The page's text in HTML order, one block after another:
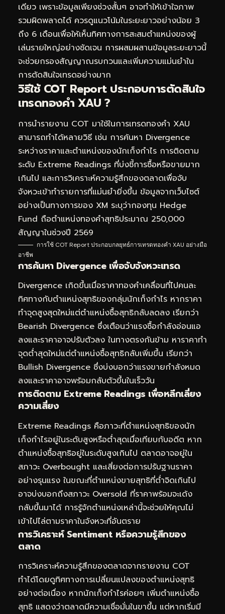
เดียว เพราะข้อมูลเพียงช่วงสั้นๆ อาจทำให้เข้าใจภาพ
รวมผิดพลาดได้ ควรดูแนวโน้มในระยะยาวอย่างน้อย 3
ถึง 6 เดือนเพื่อให้เห็นทิศทางการสะสมตำแหน่งของผู้
เล่นรายใหญ่อย่างชัดเจน การผสมผสานข้อมูลระยะยาวนี้
จะช่วยกรองสัญญาณรบกวนและเพิ่มความแม่นยำใน
การตัดสินใจเทรดอย่างมาก
วิธีใช้ COT Report ประกอบการตัดสินใจ
เทรดทองคำ XAU ?
การนำรายงาน COT มาใช้ในการเทรดทองคำ XAU
สามารถทำได้หลายวิธี เช่น การค้นหา Divergence
ระหว่างราคาและตำแหน่งของนักเก็งกำไร การติดตาม
ระดับ Extreme Readings ที่บ่งชี้การซื้อหรือขายมาก
เกินไป และการวิเคราะห์ความรู้สึกของตลาดเพื่อจับ
จังหวะเข้าทำรายการที่แม่นยำยิ่งขึ้น ข้อมูลจากเว็บไซต์
อย่างเป็นทางการของ XM ระบุว่ากองทุน Hedge
Fund ถือตำแหน่งทองคำสุทธิประมาณ 250,000
สัญญาในช่วงปี 2569
การใช้ COT Report ประกอบกลยุทธ์การเทรดทองคำ XAU อย่างมือ
อาชีพ
การค้นหา Divergence เพื่อจับจังหวะเทรด
Divergence เกิดขึ้นเมื่อราคาทองคำเคลื่อนที่ไปคนละ
ทิศทางกับตำแหน่งสุทธิของกลุ่มนักเก็งกำไร หากราคา
ทำจุดสูงสุดใหม่แต่ตำแหน่งซื้อสุทธิกลับลดลง เรียกว่า
Bearish Divergence ซึ่งเตือนว่าแรงซื้อกำลังอ่อนแอ
ลงและราคาอาจปรับตัวลง ในทางตรงกันข้าม หาราคาทำ
จุดต่ำสุดใหม่แต่ตำแหน่งซื้อสุทธิกลับเพิ่มขึ้น เรียกว่า
Bullish Divergence ซึ่งบ่งบอกว่าแรงขายกำลังหมด
ลงและราคาอาจพร้อมกลับตัวขึ้นในเร็ววัน
การติดตาม Extreme Readings เพื่อหลีกเลี่ยง
ความเสี่ยง
Extreme Readings คือภาวะที่ตำแหน่งสุทธิของนัก
เก็งกำไรอยู่ในระดับสูงหรือต่ำสุดเมื่อเทียบกับอดีต หาก
ตำแหน่งซื้อสุทธิอยู่ในระดับสูงเกินไป ตลาดอาจอยู่ใน
สภาวะ Overbought และเสี่ยงต่อการปรับฐานราคา
อย่างรุนแรง ในขณะที่ตำแหน่งขายสุทธิที่ต่ำจิดเกินไป
อาจบ่งบอกถึงสภาวะ Oversold ที่ราคาพร้อมจะเด้ง
กลับขึ้นมาได้ การรู้จักตำแหน่งเหล่านี้จะช่วยให้คุณไม่
เข้าไปไล่ตามราคาในจังหวะที่อันตราย
การวิเคราะห์ Sentiment หรือความรู้สึกของ
ตลาด
การวิเคราะห์ความรู้สึกของตลาดจากรายงาน COT
ทำได้โดยดูทิศทางการเปลี่ยนแปลงของตำแหน่งสุทธิ
อย่างต่อเนื่อง หากนักเก็งกำไรค่อยๆ เพิ่มตำแหน่งซื้อ
สุทธิ แสดงว่าตลาดมีความเชื่อมั่นในขาขึ้น แต่หากเริ่มมี